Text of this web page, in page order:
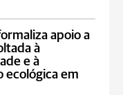
apoio a
à
e à
ecológica em